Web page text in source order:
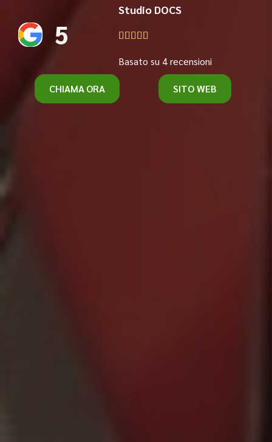
5
Studio DOCS
    
Basato su 4 recensioni
CHIAMA ORA SITO WEB